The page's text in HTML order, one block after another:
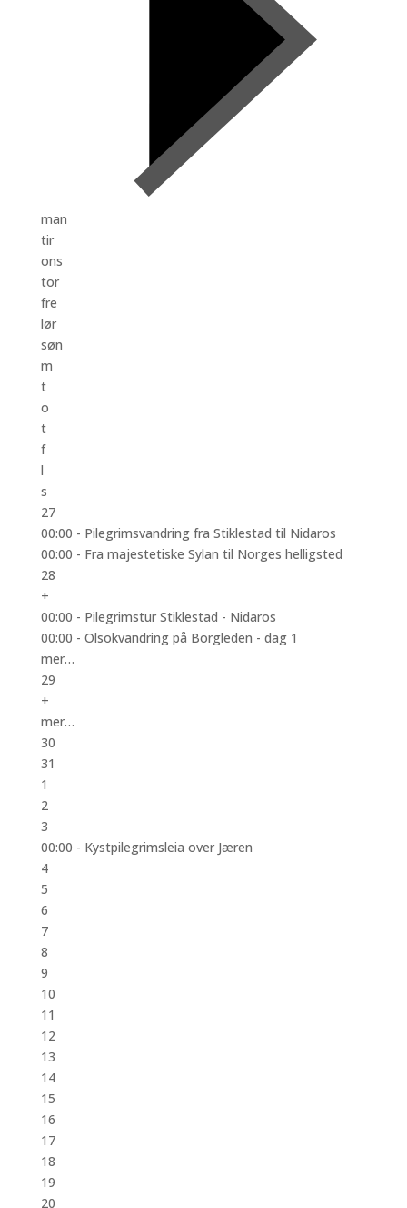
man
tir
ons
tor
fre
lør
søn
m
t
o
t
f
l
s
27
00:00 - Pilegrimsvandring fra Stiklestad til Nidaros
00:00 - Fra majestetiske Sylan til Norges helligsted
28
+
00:00 - Pilegrimstur Stiklestad - Nidaros
00:00 - Olsokvandring på Borgleden - dag 1
mer…
29
+
mer…
30
31
1
2
3
00:00 - Kystpilegrimsleia over Jæren
4
5
6
7
8
9
10
11
12
13
14
15
16
17
18
19
20